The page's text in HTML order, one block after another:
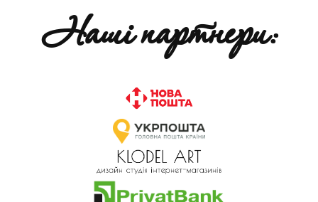
Наші партнери: